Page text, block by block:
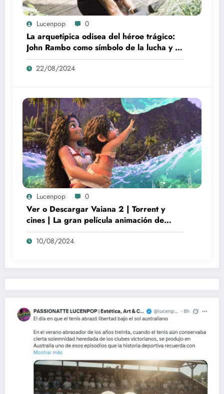
Lucenpop 0
La arquetípica odisea del héroe trágico:
John Rambo como símbolo de la lucha y la
alienación en la modernidad
22/08/2024
Lucenpop 0
Ver o Descargar Vaiana 2 | Torrent y
cines | La gran película animación de
culto Disney | *****
10/08/2024